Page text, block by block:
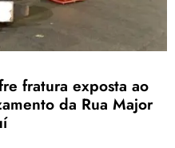
fratura exposta ao
da Rua Major